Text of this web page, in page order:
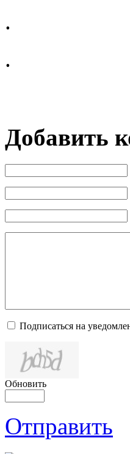
.
.
Добавить
Подписаться на
Обновить
Отправить